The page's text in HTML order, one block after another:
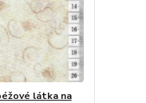
látka na